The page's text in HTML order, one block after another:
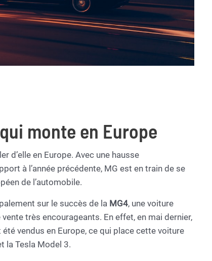
monte en Europe
d’elle en Europe. Avec une hausse
à l’année précédente, MG est en train de se
de l’automobile.
sur le succès de la MG4, une voiture
très encourageants. En effet, en mai dernier,
vendus en Europe, ce qui place cette voiture
la Tesla Model 3.